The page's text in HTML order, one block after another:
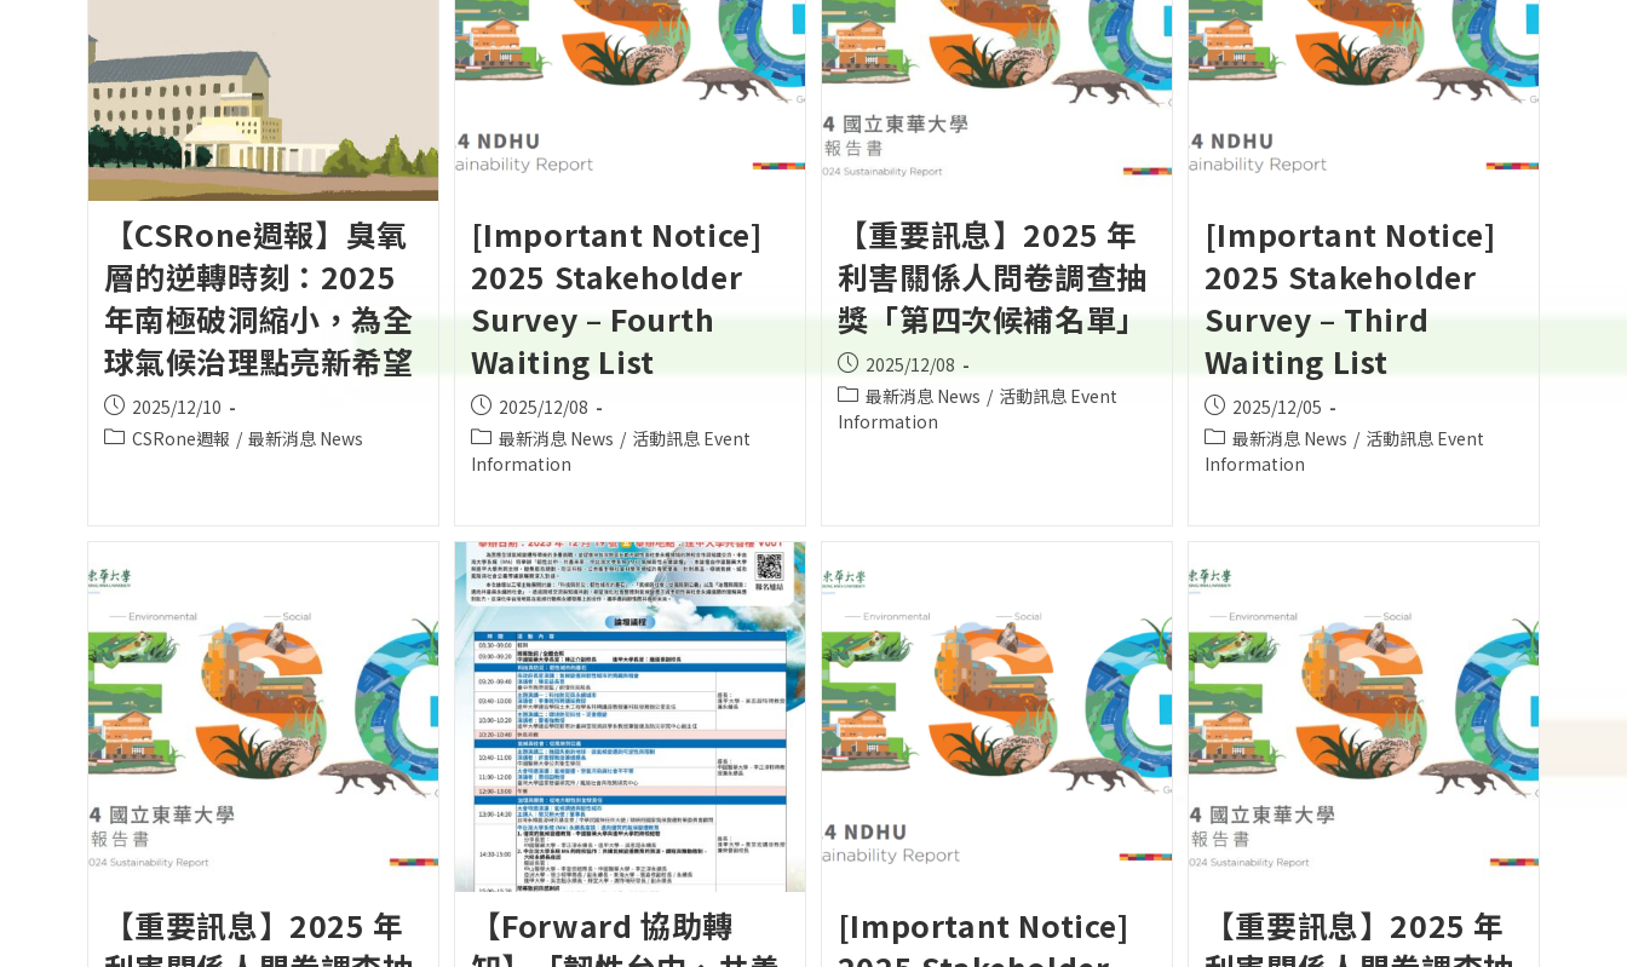
【CSRone週報】臭氧
層的逆轉時刻：2025
年南極破洞縮小，為全
球氣候治理點亮新希望
Post
published:
2025/12/10
PostCSRone週報 / 最新消息 News
[Important Notice]
2025 Stakeholder
Survey – Fourth
Waiting List
Post
published:
2025/12/08
Post
category:
最新消息 News / 活動訊息 Event
Information
【重要訊息】2025 年
利害關係人問卷調查抽
獎「第四次候補名單」
Post
published:
2025/12/08
Post
category:
最新消息 News / 活動訊息 Event
Information
[Important Notice]
2025 Stakeholder
Survey – Third
Waiting List
Post
published:
2025/12/05
Post
category:
最新消息 News / 活動訊息 Event
Information
【重要訊息】2025 年
【Forward 協助轉
[Important Notice]
【重要訊息】2025 年